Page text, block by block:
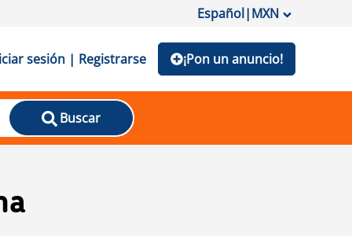
Español|MXN
sesión | Registrarse ¡Pon un anuncio!
Buscar